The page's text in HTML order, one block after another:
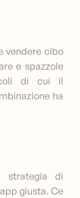
vendere cibo
e spazzole
di cui il
ha
strategia di
giusta. Ce